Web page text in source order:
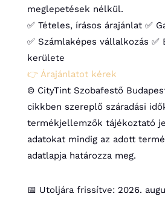
meglepetések nélkül.
✅ Tételes, írásos árajánlat ✅
✅ Számlaképes vállalkozás ✅
kerülete
👉 Árajánlatot kérek
© CityTint Szobafestő
cikkben szereplő száradási
termékjellemzők tájékoztató
adatokat mindig az adott
adatlapja határozza meg.
📅 Utoljára frissítve: 2026.